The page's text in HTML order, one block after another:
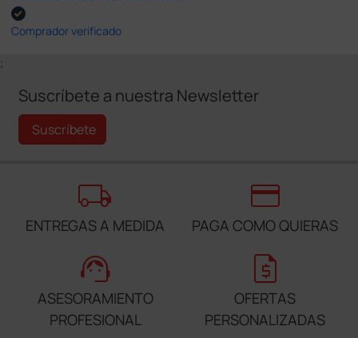
Comprador verificado
;
Suscríbete a nuestra Newsletter
Suscríbete
local_shipping
ENTREGAS A MEDIDA
credit_card
PAGA COMO QUIERAS
support_agent
ASESORAMIENTO
PROFESIONAL
request_quote
OFERTAS
PERSONALIZADAS